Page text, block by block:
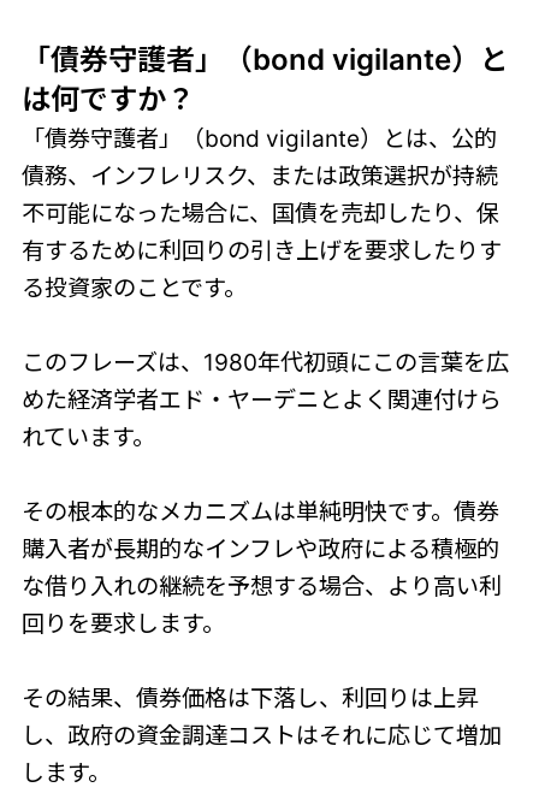
「債券守護者」（bond vigilante）と
は何ですか？
「債券守護者」（bond vigilante）とは、公的
債務、インフレリスク、または政策選択が持続
不可能になった場合に、国債を売却したり、保
有するために利回りの引き上げを要求したりす
る投資家のことです。
このフレーズは、1980年代初頭にこの言葉を広
めた経済学者エド・ヤーデニとよく関連付けら
れています。
その根本的なメカニズムは単純明快です。債券
購入者が長期的なインフレや政府による積極的
な借り入れの継続を予想する場合、より高い利
回りを要求します。
その結果、債券価格は下落し、利回りは上昇
し、政府の資金調達コストはそれに応じて増加
します。